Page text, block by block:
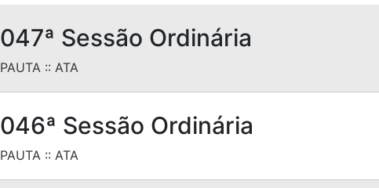
047ª Sessão Ordinária
PAUTA:: ATA
046ª Sessão Ordinária
PAUTA:: ATA